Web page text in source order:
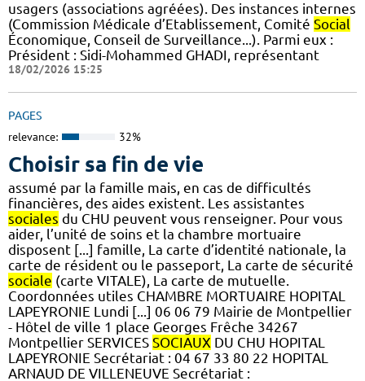
usagers (associations agréées). Des instances internes
(Commission Médicale d’Etablissement, Comité Social
Économique, Conseil de Surveillance...). Parmi eux :
Président : Sidi-Mohammed GHADI, représentant
18/02/2026 15:25
PAGES
relevance: 32%
Choisir sa fin de vie
assumé par la famille mais, en cas de difficultés
financières, des aides existent. Les assistantes
sociales du CHU peuvent vous renseigner. Pour vous
aider, l’unité de soins et la chambre mortuaire
disposent [...] famille, La carte d’identité nationale, la
carte de résident ou le passeport, La carte de sécurité
sociale (carte VITALE), La carte de mutuelle.
Coordonnées utiles CHAMBRE MORTUAIRE HOPITAL
LAPEYRONIE Lundi [...] 06 06 79 Mairie de Montpellier
- Hôtel de ville 1 place Georges Frêche 34267
Montpellier SERVICES SOCIAUX DU CHU HOPITAL
LAPEYRONIE Secrétariat : 04 67 33 80 22 HOPITAL
ARNAUD DE VILLENEUVE Secrétariat :